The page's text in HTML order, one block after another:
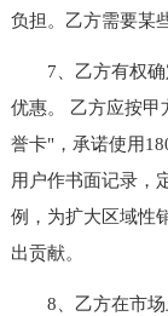
负担。乙方需要某
7、乙方有权确
优惠。 乙方应按甲
誉卡"，承诺使用
用户作书面记录，
例，为扩大区域性
出贡献。
8、乙方在市场